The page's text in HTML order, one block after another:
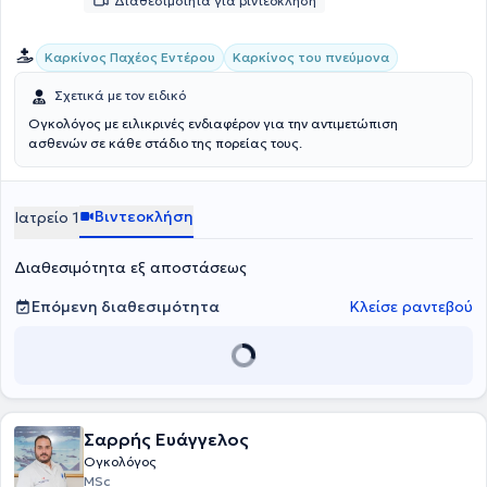
Καρκίνος Παχέος Εντέρου Καρκίνος του πνεύμονα
Σχετικά με τον ειδικό
Ογκολόγος με ειλικρινές ενδιαφέρον για την αντιμετώπιση
ασθενών σε κάθε στάδιο της πορείας τους.
Ιατρείο 1 Βιντεοκλήση
Διαθεσιμότητα εξ αποστάσεως
Επόμενη διαθεσιμότητα
Κλείσε ραντεβού
Σαρρής Ευάγγελος
Ογκολόγος
MSc